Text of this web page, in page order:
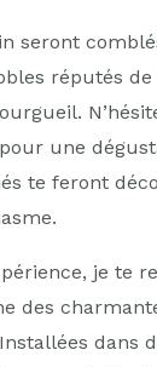
seront
réputés
une
te feront
je te
des
dans